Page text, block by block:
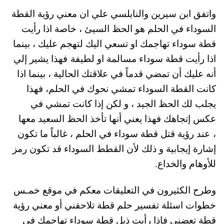
واتفق ابن سيرين والنابلسي علي ان معني رؤية القطة
السوداء في الحلم هو الحظ السيئ ، خاصة اذا رأيت
قطة سوداء تهاجمك او تسعي اليك لتهجم عليك ، بينما
اذا رأيت قطة سوداء مسالمة او لطيفة فهذا يشير إلي
أنه عليك أن تمضي قدماً في علاقتك الحالية ، بينما اذا
كانت القطة السوداء تمشي نحوك في الحلم، فهذا
يجلب لك الحظ الجيد ، و لكن إذا كانت تمشي في
عكس إتجاهك فهذا يعني أنها تأخذ الحظ السعيد معها
، عند رؤية قتل قطة سوداء في الحلم ، غالباً ما تكون
إشارة إيجابية و ذلك لأن القطط السوداء قد تكون رمز
للأوهام والخداع.
وطرح الكثيرون في التعليقات معكم في موقع خمـس
خطوات اسئلة تفسير حلم قطة تلاحقني أو معني رؤية
قطة تعضني فإذا رأيت ذيل قطة سوداء تهاجمك في